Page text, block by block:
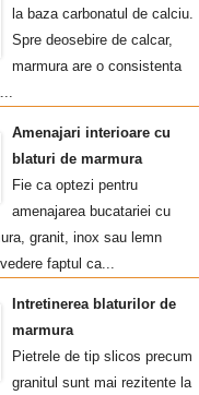
la baza carbonatul de calciu.
Spre deosebire de calcar,
marmura are o consistenta
Amenajari interioare cu
blaturi de marmura
Fie ca optezi pentru
amenajarea bucatariei cu
granit, inox sau lemn
faptul ca...
Intretinerea blaturilor de
marmura
Pietrele de tip slicos precum
granitul sunt mai rezitente la